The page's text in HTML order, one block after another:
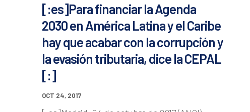
[:es]Para financiar la Agenda
2030 en América Latina y el Caribe
hay que acabar con la corrupción y
la evasión tributaria, dice la CEPAL
[:]
OCT 24, 2017